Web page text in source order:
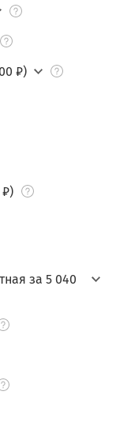
₽)
за 5 040